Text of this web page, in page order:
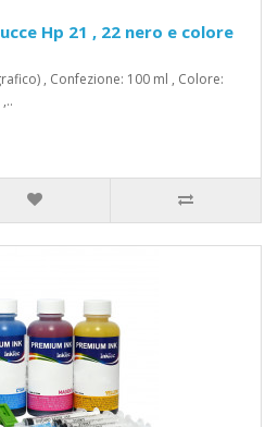
Hp 21 , 22 nero e colore
, Confezione: 100 ml , Colore: